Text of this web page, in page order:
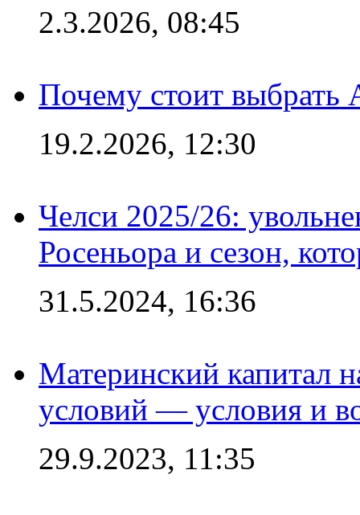
2.3.2026, 08:45
Почему стоит выбрать
19.2.2026, 12:30
Челси 2025/26:
Росеньора и сезон,
31.5.2024, 16:36
Материнский капитал
условий — условия и
29.9.2023, 11:35